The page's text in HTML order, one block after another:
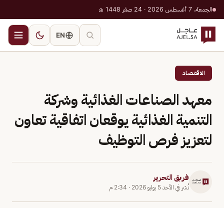
الجمعة، 7 أغسطس 2026 · 24 صفر 1448 هـ
EN
الاقتصاد
معهد الصناعات الغذائية وشركة
التنمية الغذائية يوقعان اتفاقية تعاون
لتعزيز فرص التوظيف
فريق التحرير
نُشر في الأحد 5 يوليو 2026 · 2:34 م